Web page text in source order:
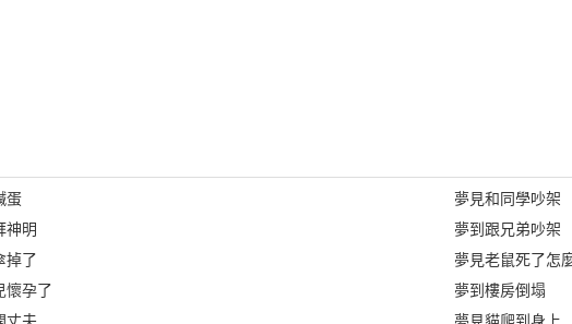
蛋
神明
掉了
懷孕了
夢見和同學吵架
夢到跟兄弟吵架
夢見老鼠死了怎
夢到樓房倒塌